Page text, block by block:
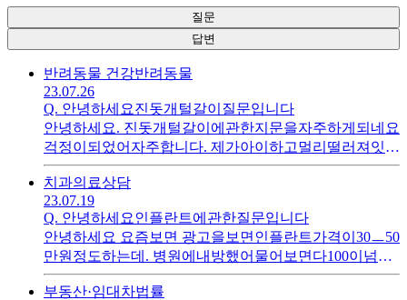
질문
답변
반려동물 건강반려동물
23.07.26
Q. 안녕하세요진돗개털갈이질문입니다
안녕하세요. 진돗개털갈이에관한지문을자주하게되네요
걱정이되었어자주합니다. 제가아이하고멀리떨러져잇어
병원에데려가지못하고있네요 털갈이을한부위에잔털만
있어붉은피부가살짝식보입니다. 털이길어지면괜찬을까
요 아이는밖에생활합니다
치과의료상담
23.07.19
Q. 안녕하세요인플란트에관한질문입니다
안녕하세요 요즘보면 광고을보면인플란트가격이30ㅡ50
만원정도하는데. 병원에내방했어물어보면다100이넘어
가더라고요 왜이렇게차이가나는지요
부동산·임대차법률